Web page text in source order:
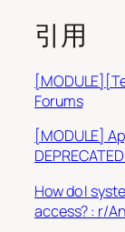
引用
Forums
[MODULE]
How do I
access? : r/